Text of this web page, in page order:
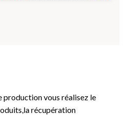
production vous réalisez le
récupération